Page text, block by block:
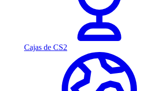
Cajas de CS2